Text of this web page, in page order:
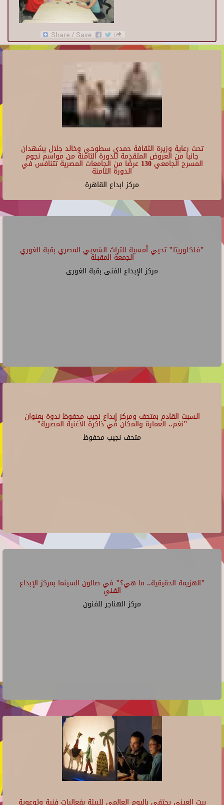
تحت رعاية وزيرة الثقافة حمدي سطوحي وخالد جلال يشهدان
جانبا من العروض المتقدمة للدورة الثامنة من مواسم نجوم
المسرح الجامعي 130 عرضًا من الجامعات المصرية تتنافس في
الدورة الثامنة
مركز ابداع القاهرة
"فلكلوريتا" تحيي أمسية للتراث الشعبي المصري بقبة الغوري
الجمعة المقبلة
مركز الإبداع الفنى بقبة الغورى
السبت القادم بمتحف ومركز إبداع نجيب محفوظ ندوة بعنوان
"نغم.. العمارة والمكان في ذاكرة الأغنية المصرية"
متحف نجيب محفوظ
"الهزيمة الحقيقية.. ما هي؟" في صالون السينما بمركز الإبداع
الفني
مركز الهناجر للفنون